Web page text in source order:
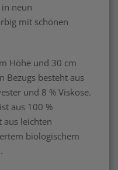
in neun
mit schönen
Höhe und 30 cm
Bezugs besteht aus
und 8 % Viskose.
aus 100 %
aus leichten
biologischem